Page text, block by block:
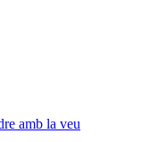
amb la veu